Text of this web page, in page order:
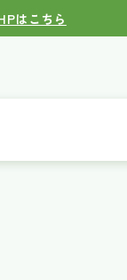
はこちら